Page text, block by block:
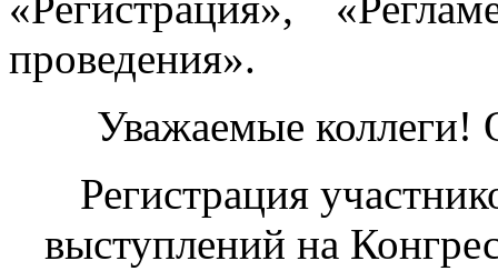
проведения».
Уважаемые
Регистрация
выступлений на